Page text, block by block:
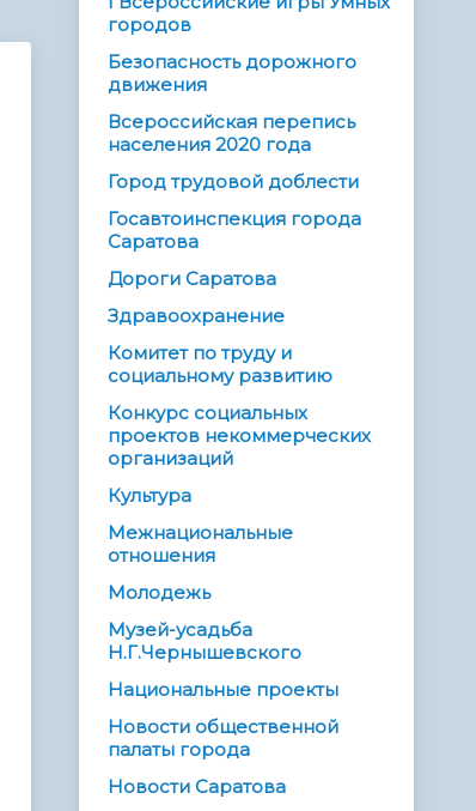
городов
Безопасность дорожного
движения
Всероссийская перепись
населения 2020 года
Город трудовой доблести
Госавтоинспекция города
Саратова
Дороги Саратова
Здравоохранение
Комитет по труду и
социальному развитию
Конкурс социальных
проектов некоммерческих
организаций
Культура
Межнациональные
отношения
Молодежь
Музей-усадьба
Н.Г.Чернышевского
Национальные проекты
Новости общественной
палаты города
Новости Саратова